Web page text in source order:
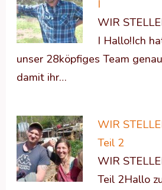
I
WIR
I Hallo!Ich
unser 28köpfiges Team
damit ihr…
WIR
Teil 2
WIR
Teil 2Hallo